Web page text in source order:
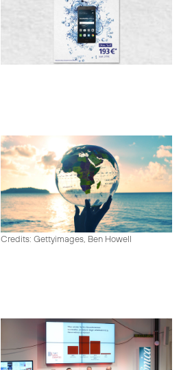
Credits: Gettyimages, Ben Howell